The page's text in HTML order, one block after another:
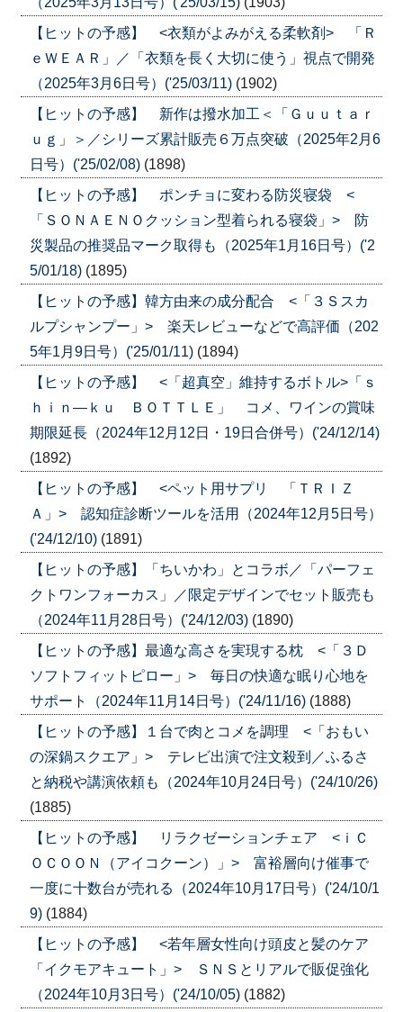
【ヒットの予感】 <衣類がよみがえる柔軟剤> 「Ｒ
ｅＷＥＡＲ」／「衣類を長く大切に使う」視点で開発
（2025年3月6日号）('25/03/11) (1902)
【ヒットの予感】 新作は撥水加工＜「Ｇｕｕｔａｒ
ｕｇ」＞／シリーズ累計販売６万点突破（2025年2月6
日号）('25/02/08) (1898)
【ヒットの予感】 ポンチョに変わる防災寝袋 <
「ＳＯＮＡＥＮＯクッション型着られる寝袋」> 防
災製品の推奨品マーク取得も（2025年1月16日号）('2
5/01/18) (1895)
【ヒットの予感】韓方由来の成分配合 <「３Ｓスカ
ルプシャンプー」> 楽天レビューなどで高評価（202
5年1月9日号）('25/01/11) (1894)
【ヒットの予感】 <「超真空」維持するボトル>「ｓ
ｈｉｎ―ｋｕ ＢＯＴＴＬＥ」 コメ、ワインの賞味
期限延長（2024年12月12日・19日合併号）('24/12/14)
(1892)
【ヒットの予感】 <ペット用サプリ 「ＴＲＩＺ
Ａ」> 認知症診断ツールを活用（2024年12月5日号）
('24/12/10) (1891)
【ヒットの予感】「ちいかわ」とコラボ／「パーフェ
クトワンフォーカス」／限定デザインでセット販売も
（2024年11月28日号）('24/12/03) (1890)
【ヒットの予感】最適な高さを実現する枕 <「３Ｄ
ソフトフィットピロー」> 毎日の快適な眠り心地を
サポート（2024年11月14日号）('24/11/16) (1888)
【ヒットの予感】１台で肉とコメを調理 <「おもい
の深鍋スクエア」> テレビ出演で注文殺到／ふるさ
と納税や講演依頼も（2024年10月24日号）('24/10/26)
(1885)
【ヒットの予感】 リラクゼーションチェア <ｉＣ
ＯＣＯＯＮ（アイコクーン）」> 富裕層向け催事で
一度に十数台が売れる（2024年10月17日号）('24/10/1
9) (1884)
【ヒットの予感】 <若年層女性向け頭皮と髪のケア
「イクモアキュート」> ＳＮＳとリアルで販促強化
（2024年10月3日号）('24/10/05) (1882)